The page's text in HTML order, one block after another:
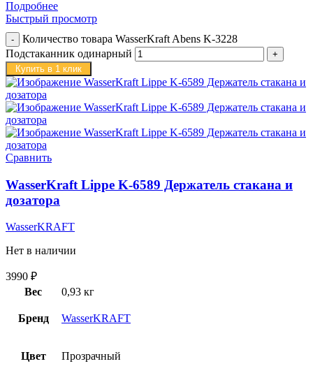
Подробнее
Быстрый просмотр
Количество товара WasserKraft Abens K-3228
Подстаканник одинарный
Купить в 1 клик
Сравнить
WasserKraft Lippe K-6589 Держатель стакана и
дозатора
WasserKRAFT
Нет в наличии
3990 ₽
Вес
0,93 кг
Бренд WasserKRAFT
Цвет Прозрачный